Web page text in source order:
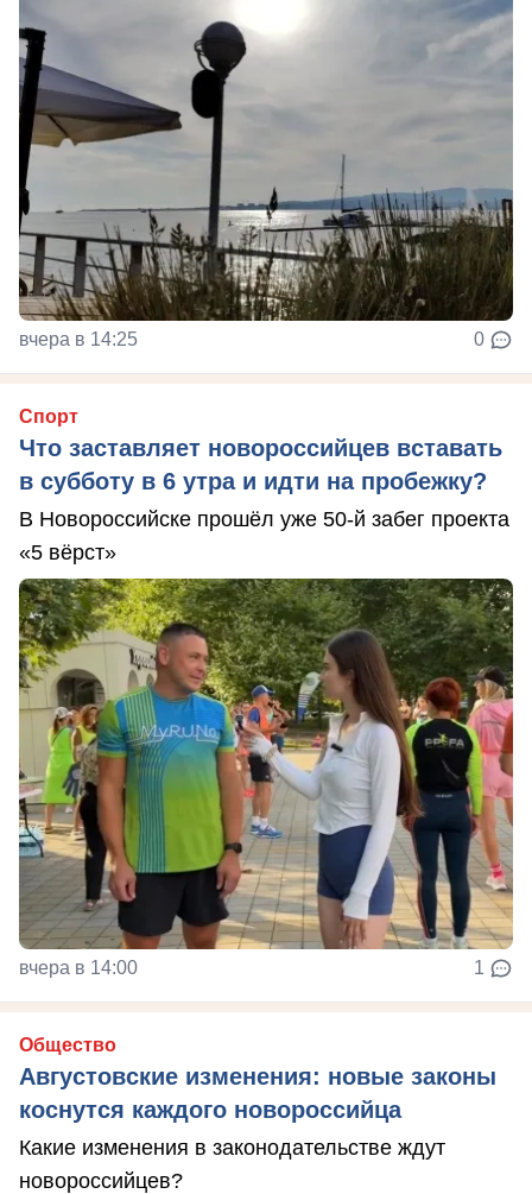
вчера в 14:25 0
Спорт
Что заставляет новороссийцев вставать
в субботу в 6 утра и идти на пробежку?
В Новороссийске прошёл уже 50-й забег проекта
«5 вёрст»
вчера в 14:00 1
Общество
Августовские изменения: новые законы
коснутся каждого новороссийца
Какие изменения в законодательстве ждут
новороссийцев?